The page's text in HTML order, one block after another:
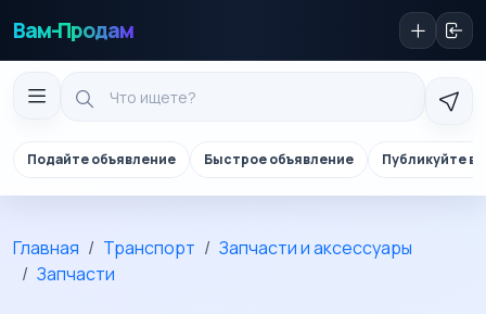
Вам-Продам
Подайте объявление Быстрое объявление Публикуйте в
Главная Транспорт
Запчасти и аксессуары
Запчасти